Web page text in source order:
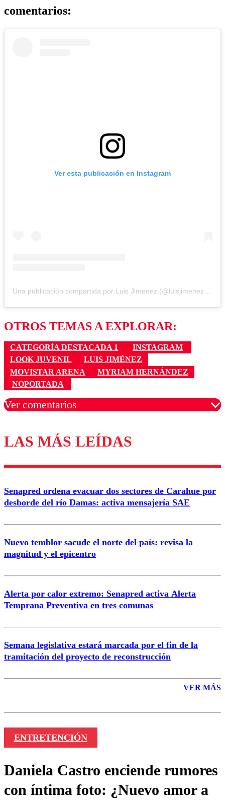
comentarios:
Ver esta publicación en Instagram
OTROS TEMAS A EXPLORAR:
CATEGORÍA DESTACADA 1
INSTAGRAM
LOOK JUVENIL
LUIS JIMÉNEZ
MOVISTAR ARENA
MYRIAM HERNÁNDEZ
NOPORTADA
Ver comentarios
Los comentarios son moderados para garantizar un
diálogo respetuoso.
Nombre
Correo
LAS MÁS LEÍDAS
Senapred ordena evacuar dos sectores de Carahue por
desborde del río Damas: activa mensajería SAE
Nuevo temblor sacude el norte del país: revisa la
magnitud y el epicentro
Alerta por calor extremo: Senapred activa Alerta
Temprana Preventiva en tres comunas
Semana legislativa estará marcada por el fin de la
tramitación del proyecto de reconstrucción
VER MÁS
ENTRETENCIÓN
Daniela Castro enciende rumores
con íntima foto: ¿Nuevo amor a